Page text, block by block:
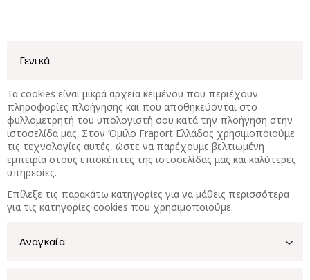
Γενικά
Τα cookies είναι μικρά αρχεία κειμένου που περιέχουν
πληροφορίες πλοήγησης και που αποθηκεύονται στο
φυλλομετρητή του υπολογιστή σου κατά την πλοήγηση στην
ιστοσελίδα μας. Στον Όμιλο Fraport Ελλάδος χρησιμοποιούμε
τις τεχνολογίες αυτές, ώστε να παρέχουμε βελτιωμένη
εμπειρία στους επισκέπτες της ιστοσελίδας μας και καλύτερες
υπηρεσίες.
Επίλεξε τις παρακάτω κατηγορίες για να μάθεις περισσότερα
για τις κατηγορίες cookies που χρησιμοποιούμε.
Αναγκαία